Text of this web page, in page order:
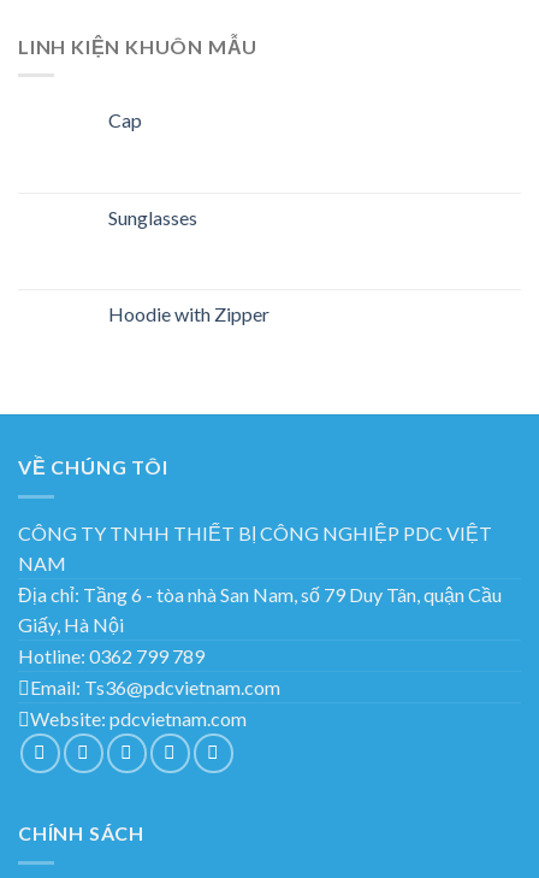
LINH KIỆN KHUÔN MẪU
Cap
Sunglasses
Hoodie with Zipper
VỀ CHÚNG TÔI
CÔNG TY TNHH THIẾT BỊ CÔNG NGHIỆP PDC VIỆT
NAM
Địa chỉ: Tầng 6 - tòa nhà San Nam, số 79 Duy Tân, quận Cầu
Giấy, Hà Nội
Hotline: 0362 799 789
Email: Ts36@pdcvietnam.com
Website: pdcvietnam.com
CHÍNH SÁCH